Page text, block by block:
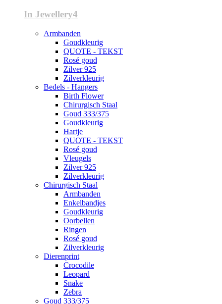
In Jewellery4
Armbanden
Goudkleurig
QUOTE - TEKST
Rosé goud
Zilver 925
Zilverkleurig
Bedels - Hangers
Birth Flower
Chirurgisch Staal
Goud 333/375
Goudkleurig
Hartje
QUOTE - TEKST
Rosé goud
Vleugels
Zilver 925
Zilverkleurig
Chirurgisch Staal
Armbanden
Enkelbandjes
Goudkleurig
Oorbellen
Ringen
Rosé goud
Zilverkleurig
Dierenprint
Crocodile
Leopard
Snake
Zebra
Goud 333/375